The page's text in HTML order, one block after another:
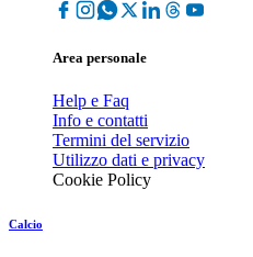
Area personale
Help e Faq
Info e contatti
Termini del servizio
Utilizzo dati e privacy
Cookie Policy
Calcio